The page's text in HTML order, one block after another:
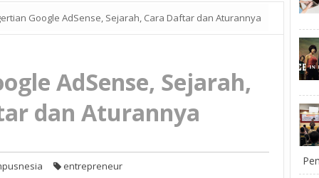
Google AdSense, Sejarah, Cara Daftar dan Aturannya
AdSense, Sejarah,
dan Aturannya
entrepreneur